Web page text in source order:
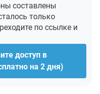
составлены
только
по ссылке и
доступ в
на 2 дня)